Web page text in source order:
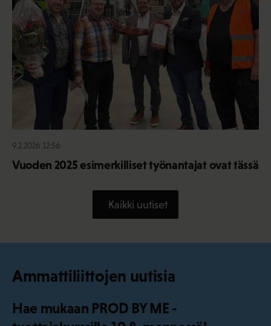
9.2.2026 12:56
Vuoden 2025 esimerkilliset työnantajat ovat tässä
Kaikki uutiset
Ammattiliittojen uutisia
Hae mukaan PROD BY ME -